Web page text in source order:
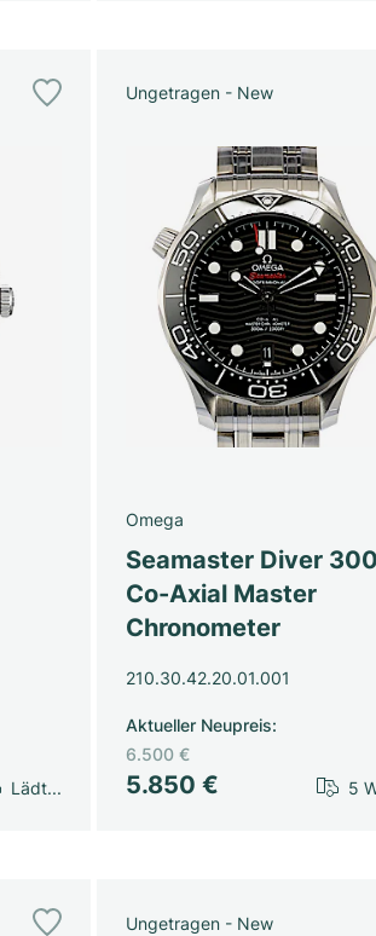
Lädt...
Ungetragen - New
Omega
Seamaster Diver
Co-Axial Master
Chronometer
210.30.42.20.01.001
5.850 €
Aktueller Neupreis:
6.500 €
5
Ungetragen - New